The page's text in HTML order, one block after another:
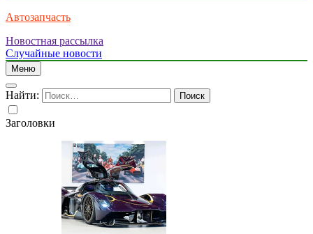
Автозапчасть
Новостная рассылка
Случайные новости
Меню
Найти:
Заголовки